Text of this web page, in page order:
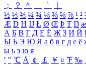
；
？ ＾ ｀
½ ⅓ ⅔ ¼ ¾ ⅛ ⅜ ⅝ ⅞ ¹ ²
Æ Ð Ħ Ĳ Ł Ø Œ Þ Ŧ Ŋ æ
А Б В Г Д Е Ё Ж З И Й
Ы Ь Э Ю Я а б в г д е ё
ы ь э ю я
′ ″ ℃ Å ￠ ￡ ￥ ¤ ℉ ‰